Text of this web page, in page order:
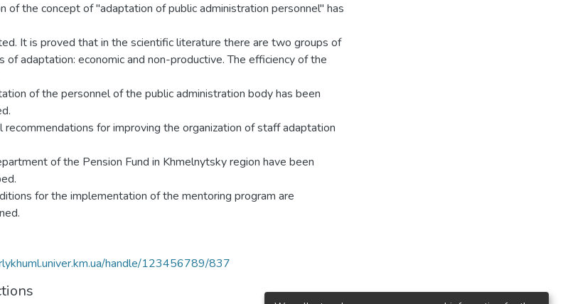
of the concept of "adaptation of public administration personnel" has
It is proved that in the scientific literature there are two groups of
of adaptation: economic and non-productive. The efficiency of the
of the personnel of the public administration body has been
recommendations for improving the organization of staff adaptation
of the Pension Fund in Khmelnytsky region have been
for the implementation of the mentoring program are
handle/123456789/837